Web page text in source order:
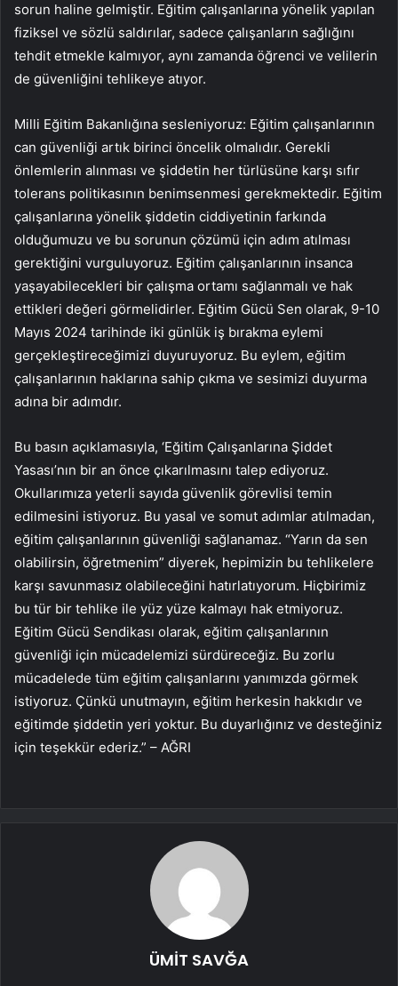
sorun haline gelmiştir. Eğitim çalışanlarına yönelik yapılan
fiziksel ve sözlü saldırılar, sadece çalışanların sağlığını
tehdit etmekle kalmıyor, aynı zamanda öğrenci ve velilerin
de güvenliğini tehlikeye atıyor.
Milli Eğitim Bakanlığına sesleniyoruz: Eğitim çalışanlarının
can güvenliği artık birinci öncelik olmalıdır. Gerekli
önlemlerin alınması ve şiddetin her türlüsüne karşı sıfır
tolerans politikasının benimsenmesi gerekmektedir. Eğitim
çalışanlarına yönelik şiddetin ciddiyetinin farkında
olduğumuzu ve bu sorunun çözümü için adım atılması
gerektiğini vurguluyoruz. Eğitim çalışanlarının insanca
yaşayabilecekleri bir çalışma ortamı sağlanmalı ve hak
ettikleri değeri görmelidirler. Eğitim Gücü Sen olarak, 9-10
Mayıs 2024 tarihinde iki günlük iş bırakma eylemi
gerçekleştireceğimizi duyuruyoruz. Bu eylem, eğitim
çalışanlarının haklarına sahip çıkma ve sesimizi duyurma
adına bir adımdır.
Bu basın açıklamasıyla, ‘Eğitim Çalışanlarına Şiddet
Yasası’nın bir an önce çıkarılmasını talep ediyoruz.
Okullarımıza yeterli sayıda güvenlik görevlisi temin
edilmesini istiyoruz. Bu yasal ve somut adımlar atılmadan,
eğitim çalışanlarının güvenliği sağlanamaz. “Yarın da sen
olabilirsin, öğretmenim” diyerek, hepimizin bu tehlikelere
karşı savunmasız olabileceğini hatırlatıyorum. Hiçbirimiz
bu tür bir tehlike ile yüz yüze kalmayı hak etmiyoruz.
Eğitim Gücü Sendikası olarak, eğitim çalışanlarının
güvenliği için mücadelemizi sürdüreceğiz. Bu zorlu
mücadelede tüm eğitim çalışanlarını yanımızda görmek
istiyoruz. Çünkü unutmayın, eğitim herkesin hakkıdır ve
eğitimde şiddetin yeri yoktur. Bu duyarlığınız ve desteğiniz
için teşekkür ederiz.” – AĞRI
ÜMİT SAVĞA